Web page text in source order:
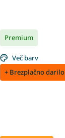
Premium
Več barv
+ Brezplačno darilo